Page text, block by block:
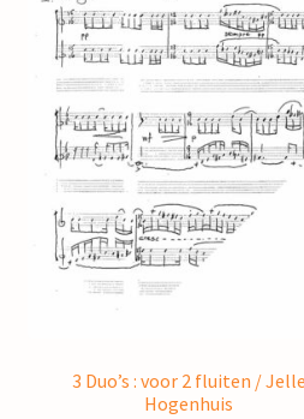
3 Duo’s : voor 2 fluiten / Jelle
Hogenhuis